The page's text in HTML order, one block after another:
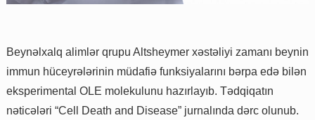
Beynəlxalq alimlər qrupu Altsheymer xəstəliyi zamanı beynin
immun hüceyrələrinin müdafiə funksiyalarını bərpa edə bilən
eksperimental OLE molekulunu hazırlayıb. Tədqiqatın
nəticələri “Cell Death and Disease” jurnalında dərc olunub.